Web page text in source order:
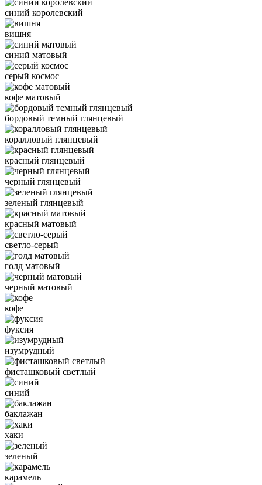
синий королевский
вишня
синий матовый
серый космос
кофе матовый
бордовый темный глянцевый
коралловый глянцевый
красный глянцевый
черный глянцевый
зеленый глянцевый
красный матовый
светло-серый
голд матовый
черный матовый
кофе
фуксия
изумрудный
фисташковый светлый
синий
баклажан
хаки
зеленый
карамель